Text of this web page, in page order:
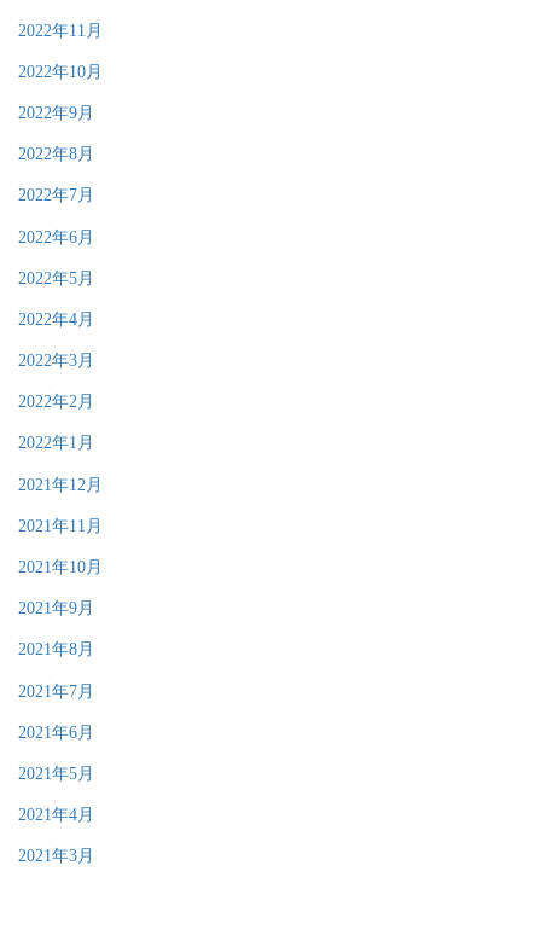
2022年11月
2022年10月
2022年9月
2022年8月
2022年7月
2022年6月
2022年5月
2022年4月
2022年3月
2022年2月
2022年1月
2021年12月
2021年11月
2021年10月
2021年9月
2021年8月
2021年7月
2021年6月
2021年5月
2021年4月
2021年3月